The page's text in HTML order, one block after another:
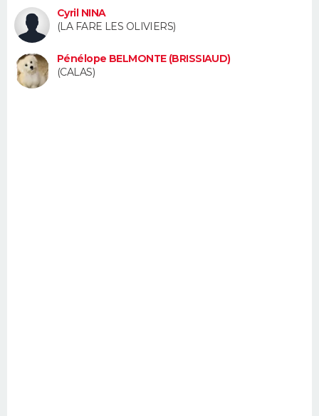
AVIS DE DÉCÈS
FORUM
Bricolage
Lifestyle
Culture
Sport
Auto
Television
Voyage
Cinema
Cyril NINA
(LA FARE LES OLIVIERS)
Pénélope BELMONTE (BRISSIAUD)
(CALAS)